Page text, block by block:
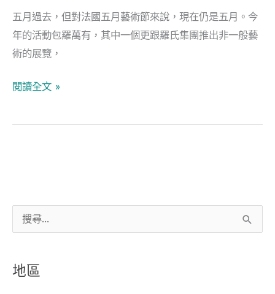
關
地區
五月過去，但對法國五月藝術節來說，現在仍是五月。今
年的活動包羅萬有，其中一個更跟羅氏集團推出非一般藝
術的展覽，
學
盡
在
枝
閱讀全文 »